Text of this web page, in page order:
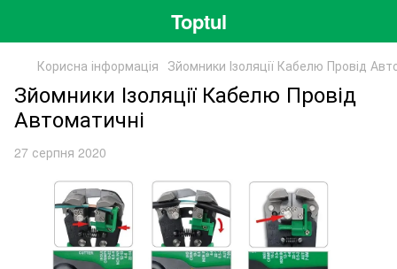
Toptul
Корисна інформація Зйомники Ізоляції Кабелю Провід
Зйомники Ізоляції Кабелю Провід
Автоматичні
27 серпня 2020